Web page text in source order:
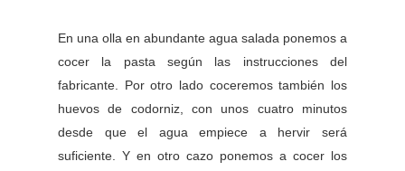
En una olla en abundante agua salada ponemos a
cocer la pasta según las instrucciones del
fabricante. Por otro lado coceremos también los
huevos de codorniz, con unos cuatro minutos
desde que el agua empiece a hervir será
suficiente. Y en otro cazo ponemos a cocer los